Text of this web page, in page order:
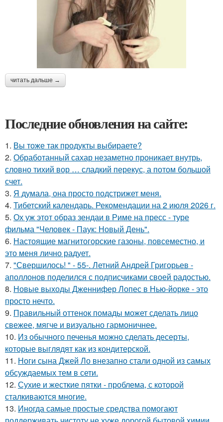
читать дальше →
Последние обновления на сайте:
1. Вы тоже так продукты выбираете?
2. Обработанный сахар незаметно проникает внутрь,
словно тихий вор … сладкий перекус, а потом большой
счет.
3. Я думала, она просто подстрижет меня.
4. Тибетский календарь. Рекомендации на 2 июля 2026 г.
5. Ох уж этот образ зендаи в Риме на пресс - туре
фильма "Человек - Паук: Новый День".
6. Настоящие магнитогорские газоны, повсеместно, и
это меня лично радует.
7. "Свершилось! " - 55-. Летний Андрей Григорьев -
аполлонов поделился с подписчиками своей радостью.
8. Новые выходы Дженнифер Лопес в Нью-йорке - это
просто нечто.
9. Правильный оттенок помады может сделать лицо
свежее, мягче и визуально гармоничнее.
10. Из обычного печенья можно сделать десерты,
которые выглядят как из кондитерской.
11. Ноги сына Джей Ло внезапно стали одной из самых
обсуждаемых тем в сети.
12. Сухие и жесткие пятки - проблема, с которой
сталкиваются многие.
13. Иногда самые простые средства помогают